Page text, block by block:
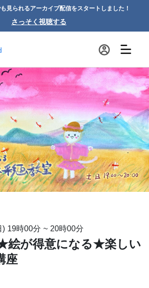
見られるアーカイブ配信をスタートしました！
さっそく視聴する
) 19時00分 ~20時00分
絵が得意になる★楽しい
座